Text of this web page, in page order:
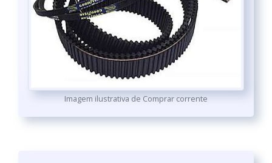
Imagem ilustrativa de Comprar corrente